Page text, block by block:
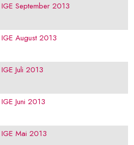
September 2013
August 2013
Juli 2013
Juni 2013
Mai 2013